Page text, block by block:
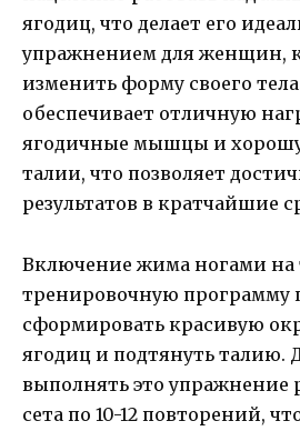
ягодиц, что делает его
упражнением для женщин,
изменить форму своего
обеспечивает отличную
ягодичные мышцы и
талии, что позволяет
результатов в кратчайшие
Включение жима ногами на
тренировочную программу
сформировать красивую
ягодиц и подтянуть талию.
выполнять это упражнение
сета по 10-12 повторений,